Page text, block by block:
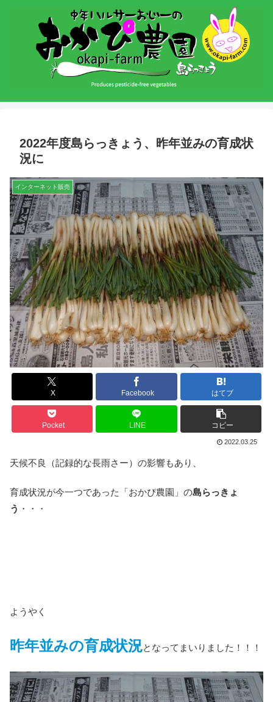
2022年度島らっきょう、昨年並みの育成状
況に
インターネット販売
X Facebook はてブ
Pocket LINE コピー
2022.03.25
天候不良（記録的な長雨さー）の影響もあり、
育成状況が今一つであった「おかぴ農園」の島らっきょ
う ・・・
ようやく
昨年並みの育成状況となってまいりました！！！